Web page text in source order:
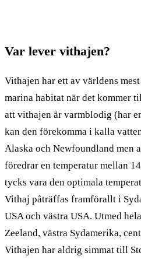
Var lever vithajen?
Vithajen har ett av världens
marina habitat när det kommer
att vithajen är varmblodig (har
kan den förekomma i kalla
Alaska och Newfoundland men
föredrar en temperatur mellan
tycks vara den optimala
Vithaj påträffas framförallt i
USA och västra USA. Utmed
Zeeland, västra Sydamerika,
Vithajen har aldrig simmat till